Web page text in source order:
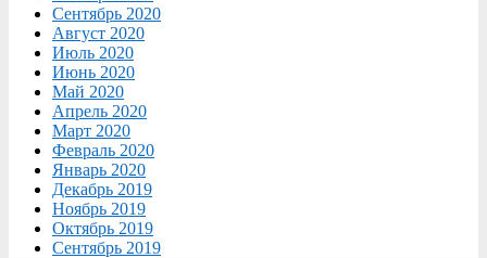
Сентябрь 2020
Август 2020
Июль 2020
Июнь 2020
Май 2020
Апрель 2020
Март 2020
Февраль 2020
Январь 2020
Декабрь 2019
Ноябрь 2019
Октябрь 2019
Сентябрь 2019